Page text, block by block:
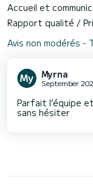
Accueil et
Rapport qualité /
Avis non modérés -
Myrna
September
Parfait l’équipe
sans hésiter